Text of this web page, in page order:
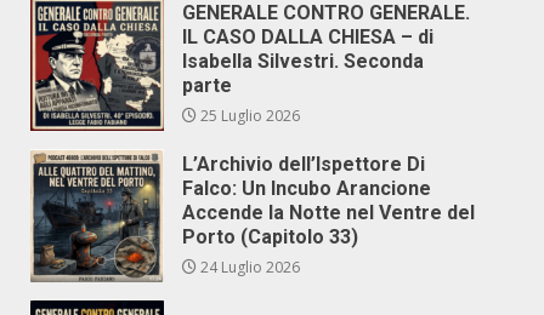
GENERALE CONTRO GENERALE.
IL CASO DALLA CHIESA – di
Isabella Silvestri. Seconda
parte
25 Luglio 2026
L’Archivio dell’Ispettore Di
Falco: Un Incubo Arancione
Accende la Notte nel Ventre del
Porto (Capitolo 33)
24 Luglio 2026